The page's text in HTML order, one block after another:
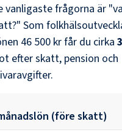
vanligaste frågorna är
Som
46 500 krfår du cirka
efter skatt, pension och
(före skatt)